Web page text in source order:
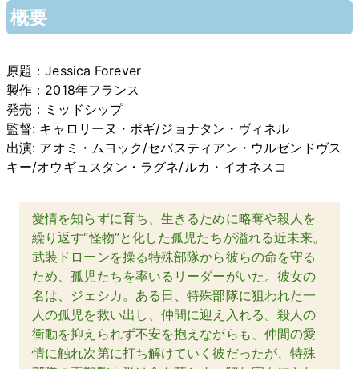
概要
原題：Jessica Forever
製作：2018年フランス
発売：ミッドシップ
監督: キャロリーヌ・ポギ/ジョナタン・ヴィネル
出演: アオミ・ムヨック/セバスティアン・ウルゼンドヴス
キー/オウギュスタン・ラグネ/ルカ・イオネスコ
愛情を知らずに育ち、生きるために略奪や殺人を
繰り返す“怪物”と化した孤児たちが溢れる近未来。
武装ドローンを操る特殊部隊から彼らの命を守る
ため、孤児たちを率いるリーダーがいた。彼女の
名は、ジェシカ。ある日、特殊部隊に狙われた一
人の孤児を救い出し、仲間に迎え入れる。殺人の
衝動を抑えられず不安を抱えながらも、仲間の愛
情に触れ次第に打ち解けていく彼だったが、特殊